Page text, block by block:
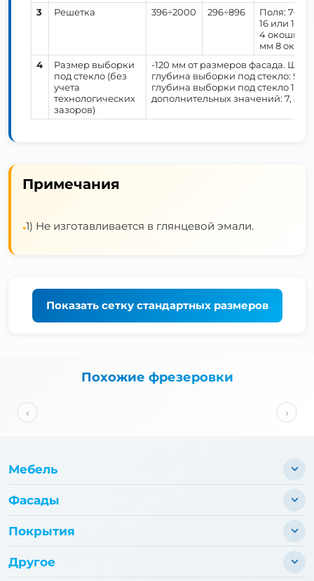
3
Решетка 396÷2000 296÷896
Поля: 70
16 или 19
4 окошка,
мм 8
4
Размер выборки
под стекло (без
учета
технологических
зазоров)
-120 мм от размеров фасада.
глубина выборки под стекло:
глубина выборки под стекло 10
дополнительных значений: 7, 8
Примечания
•1) Не изготавливается в глянцевой эмали.
Показатьсетку стандартных размеров
Похожие фрезеровки
‹ ›
Мебель
Фасады
Покрытия
Другое